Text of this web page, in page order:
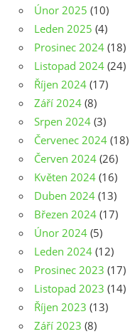
Únor 2025 (10)
Leden 2025 (4)
Prosinec 2024 (18)
Listopad 2024 (24)
Říjen 2024 (17)
Září 2024 (8)
Srpen 2024 (3)
Červenec 2024 (18)
Červen 2024 (26)
Květen 2024 (16)
Duben 2024 (13)
Březen 2024 (17)
Únor 2024 (5)
Leden 2024 (12)
Prosinec 2023 (17)
Listopad 2023 (14)
Říjen 2023 (13)
Září 2023 (8)